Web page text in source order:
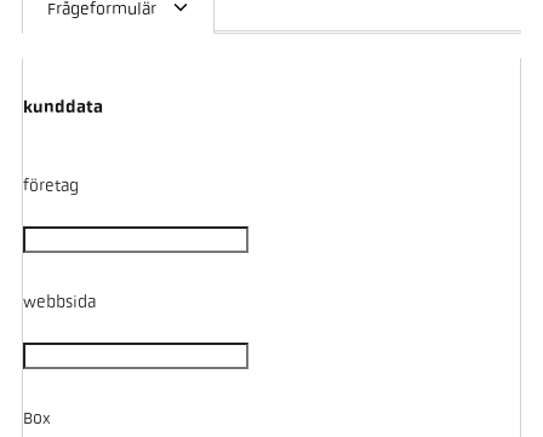
Frågeformulär
kunddata
företag
webbsida
Box